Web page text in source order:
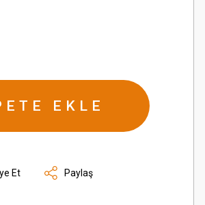
EKLE
Et Paylaş